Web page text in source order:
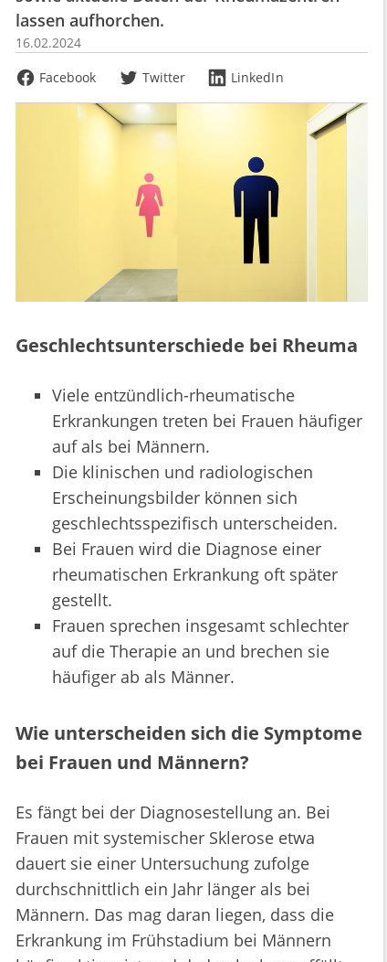
lassen aufhorchen.
16.02.2024
Facebook
Twitter LinkedIn
Geschlechtsunterschiede bei Rheuma
Viele entzündlich-rheumatische
Erkrankungen treten bei Frauen häufiger
auf als bei Männern.
Die klinischen und radiologischen
Erscheinungsbilder können sich
geschlechtsspezifisch unterscheiden.
Bei Frauen wird die Diagnose einer
rheumatischen Erkrankung oft später
gestellt.
Frauen sprechen insgesamt schlechter
auf die Therapie an und brechen sie
häufiger ab als Männer.
Wie unterscheiden sich die Symptome
bei Frauen und Männern?
Es fängt bei der Diagnosestellung an. Bei
Frauen mit systemischer Sklerose etwa
dauert sie einer Untersuchung zufolge
durchschnittlich ein Jahr länger als bei
Männern. Das mag daran liegen, dass die
Erkrankung im Frühstadium bei Männern